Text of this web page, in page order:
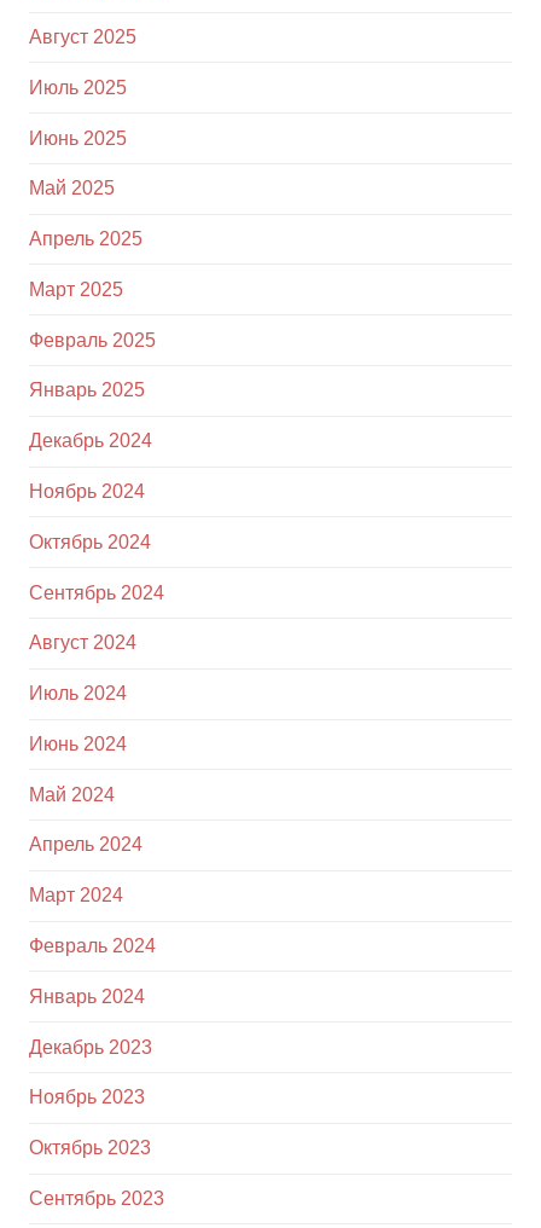
Август 2025
Июль 2025
Июнь 2025
Май 2025
Апрель 2025
Март 2025
Февраль 2025
Январь 2025
Декабрь 2024
Ноябрь 2024
Октябрь 2024
Сентябрь 2024
Август 2024
Июль 2024
Июнь 2024
Май 2024
Апрель 2024
Март 2024
Февраль 2024
Январь 2024
Декабрь 2023
Ноябрь 2023
Октябрь 2023
Сентябрь 2023